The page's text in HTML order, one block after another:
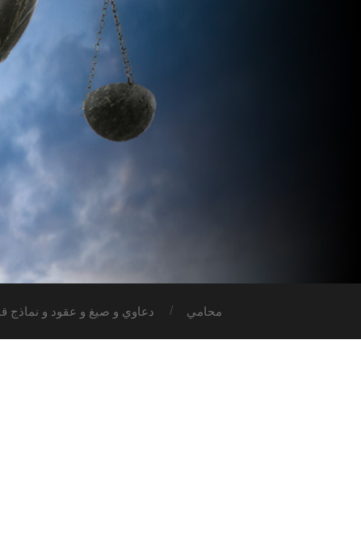
محامي دعاوي و صيغ و عقود و نماذج